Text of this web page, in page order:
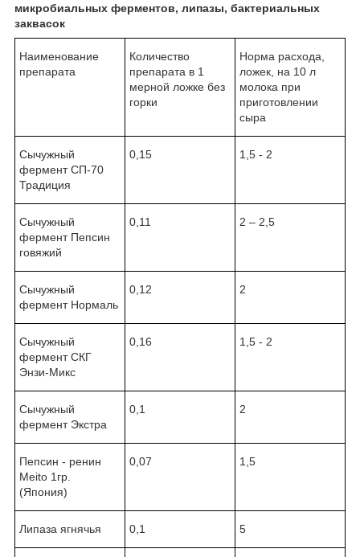
микробиальных ферментов, липазы, бактериальных
заквасок
Наименование
препарата
Количество
препарата в 1
мерной ложке без
горки
Норма расхода,
ложек, на 10 л
молока при
приготовлении
сыра
Сычужный
фермент СП-70
Традиция
0,15 1,5 - 2
Сычужный
фермент Пепсин
говяжий
0,11 2 – 2,5
Сычужный
фермент Нормаль
0,12 2
Сычужный
фермент СКГ
Энзи-Микс
0,16 1,5 - 2
Сычужный
фермент Экстра
0,1 2
Пепсин - ренин
Meito 1гр.
(Япония)
0,07 1,5
Липаза ягнячья 0,1 5